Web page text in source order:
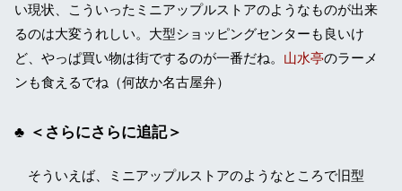
い現状、こういったミニアップルストアのようなものが出来
るのは大変うれしい。大型ショッピングセンターも良いけ
ど、やっぱ買い物は街でするのが一番だね。 山水亭のラーメ
ンも食えるでね（何故か名古屋弁）
＜さらにさらに追記＞
そういえば、ミニアップルストアのようなところで旧型